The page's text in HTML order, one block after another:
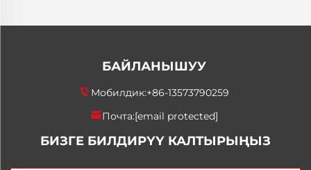
БАЙЛАНЫШУУ
Мобилдик:+86-13573790259
Почта:[email protected]
БИЗГЕ БИЛДИРҮҮ КАЛТЫРЫҢЫЗ